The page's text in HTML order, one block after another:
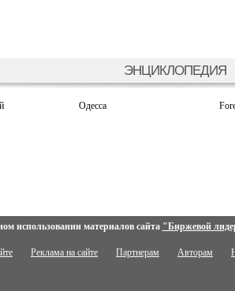
ЭНЦИКЛОПЕДИЯ
Одесса
использовании материалов сайта "Биржевой
Реклама на сайте Партнерам Авторам